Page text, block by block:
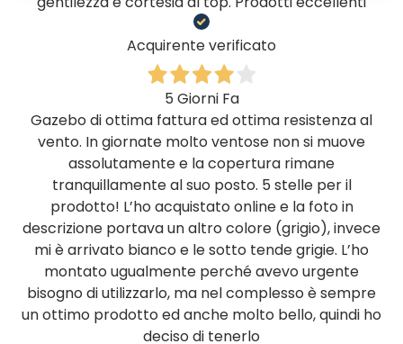
Acquirente verificato
5 Giorni Fa
Gazebo di ottima fattura ed ottima resistenza al
vento. In giornate molto ventose non si muove
assolutamente e la copertura rimane
tranquillamente al suo posto. 5 stelle per il
prodotto! L’ho acquistato online e la foto in
descrizione portava un altro colore (grigio), invece
mi è arrivato bianco e le sotto tende grigie. L’ho
montato ugualmente perché avevo urgente
bisogno di utilizzarlo, ma nel complesso è sempre
un ottimo prodotto ed anche molto bello, quindi ho
deciso di tenerlo